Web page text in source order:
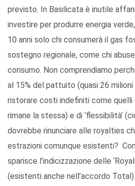
previsto. In Basilicata è inutile
investire per produrre energia
10 anni solo chi consumerà il gas
sostegno regionale, come chi
consumo. Non comprendiamo
al 15% del pattuito (quasi 26 milioni
ristorare costi indefiniti come quelli
rimane la stessa) e di ‘flessibilità’
dovrebbe rinunciare alle royalties
estrazioni comunque esistenti?
sparisce l’indicizzazione delle
(esistenti anche nell’accordo